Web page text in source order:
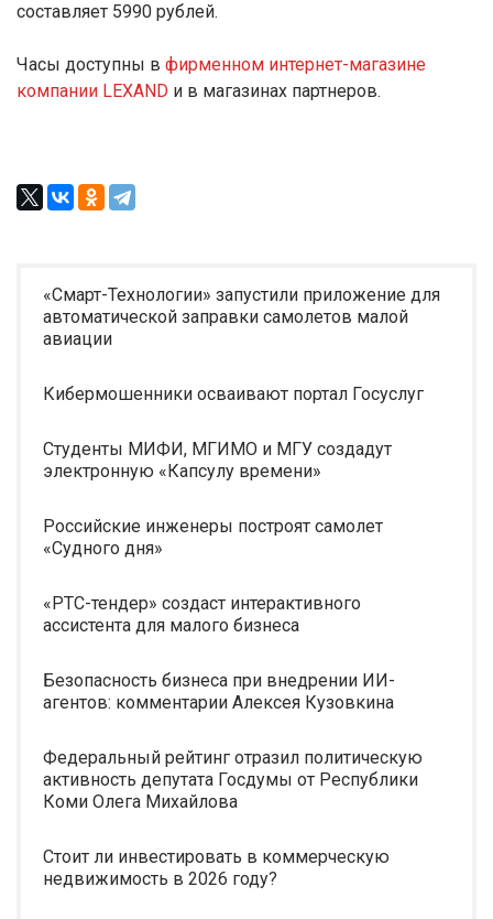
составляет 5990 рублей.
Часы доступны в фирменном интернет-магазине
компании LEXAND и в магазинах партнеров.
«Смарт-Технологии» запустили приложение для
автоматической заправки самолетов малой
авиации
Кибермошенники осваивают портал Госуслуг
Студенты МИФИ, МГИМО и МГУ создадут
электронную «Капсулу времени»
Российские инженеры построят самолет
«Судного дня»
«РТС-тендер» создаст интерактивного
ассистента для малого бизнеса
Безопасность бизнеса при внедрении ИИ-
агентов: комментарии Алексея Кузовкина
Федеральный рейтинг отразил политическую
активность депутата Госдумы от Республики
Коми Олега Михайлова
Стоит ли инвестировать в коммерческую
недвижимость в 2026 году?